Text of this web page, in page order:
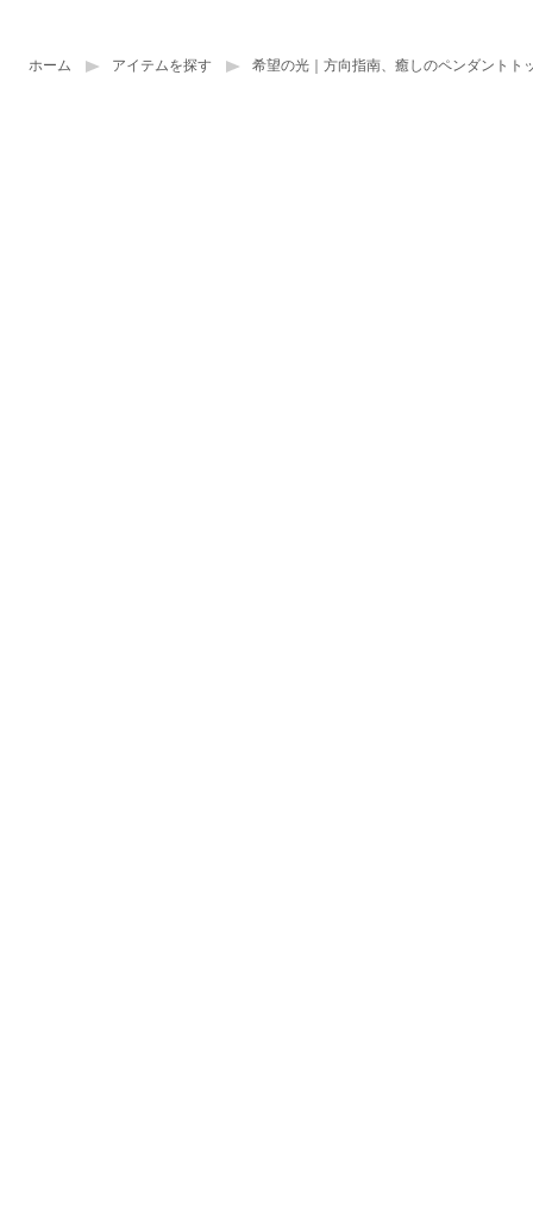
ホーム アイテムを探す 希望の光｜方向指南、癒しのペンダントト